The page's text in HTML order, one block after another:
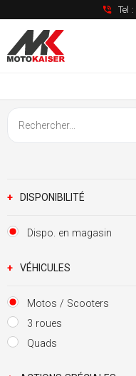
Tel :
+ DISPONIBILITÉ
Dispo. en magasin
+ VÉHICULES
Motos / Scooters
3 roues
Quads